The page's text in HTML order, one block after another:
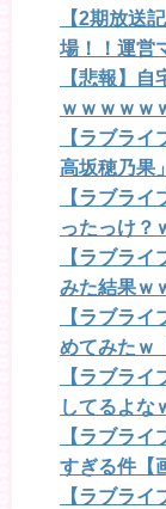
【2期放送
場！！運営
【悲報】
ｗｗｗｗｗ
【ラブラ
高坂穂乃果
【ラブラ
ったっけ？
【ラブラ
みた結果ｗ
【ラブラ
めてみたｗ
【ラブラ
してるよな
【ラブラ
すぎる件【
【ラブラ